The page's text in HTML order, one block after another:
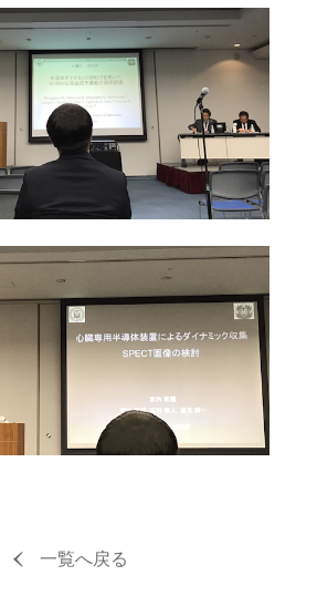
一覧へ戻る